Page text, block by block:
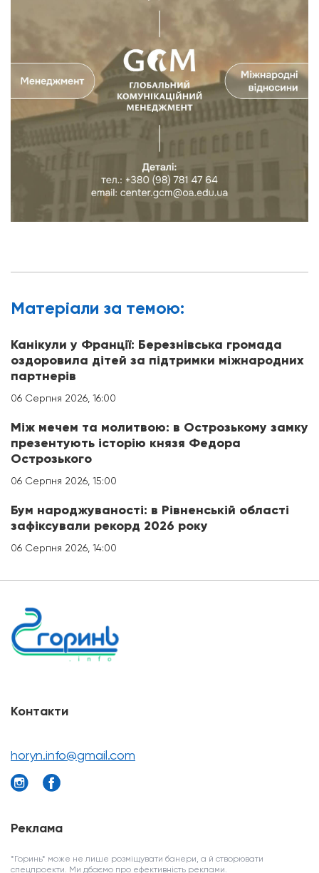
Матерiали за темою:
Канікули у Франції: Березнівська громада
оздоровила дітей за підтримки міжнародних
партнерів
06 Серпня 2026, 16:00
Між мечем та молитвою: в Острозькому замку
презентують історію князя Федора
Острозького
06 Серпня 2026, 15:00
Бум народжуваності: в Рівненській області
зафіксували рекорд 2026 року
06 Серпня 2026, 14:00
Контакти
horyn.info@gmail.com
Реклама
*Горинь* може не лише розміщувати банери, а й створювати
спецпроекти. Ми дбаємо про ефективність реклами.